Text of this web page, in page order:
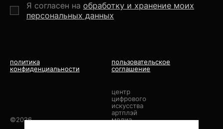
Я согласен на обработку и хранение моих
персональных данных
©2026
центр
цифрового
искусства
артплэй
медиа
политика
конфиденциальности
пользовательское
соглашение